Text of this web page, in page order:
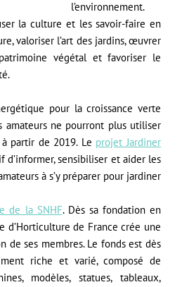
l’environnement.
la culture et les savoir-faire en
valoriser l’art des jardins, œuvrer
végétal et favoriser le
pour la croissance verte
amateurs ne pourront plus utiliser
partir de 2019. Le projet Jardiner
d’informer, sensibiliser et aider les
à s’y préparer pour jardiner
de la SNHF. Dès sa fondation en
d’Horticulture de France crée une
de ses membres. Le fonds est dès
riche et varié, composé de
modèles, statues, tableaux,